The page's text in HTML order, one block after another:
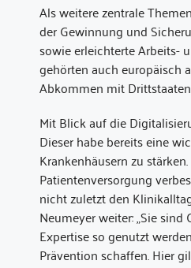
Als weitere zentrale
der Gewinnung und
sowie erleichterte Arbeits-
gehörten auch europäisch
Abkommen mit
Mit Blick auf die
Dieser habe bereits eine
Krankenhäusern zu
Patientenversorgung
nicht zuletzt den
Neumeyer weiter: „Sie
Expertise so genutzt
Prävention schaffen. Hier